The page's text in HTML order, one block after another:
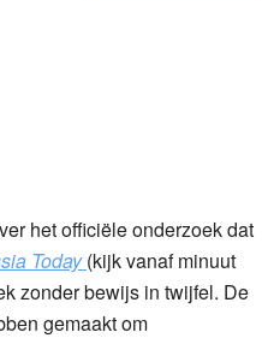
het officiële onderzoek dat
Today(kijk vanaf minuut
zonder bewijs in twijfel. De
gemaakt om